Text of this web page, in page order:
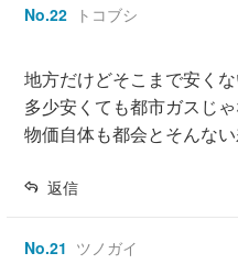
No.22 トコブシ
地方だけどそこまで安くな
多少安くても都市ガスじ
物価自体も都会とそんない
返信
No.21 ツノガイ